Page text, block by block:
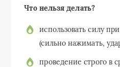
Что нельзя делать?
использовать силу
(сильно нажимать,
проведение строго в